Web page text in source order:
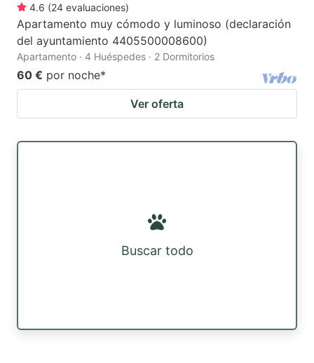
4.6 (24 evaluaciones)
Apartamento muy cómodo y luminoso (declaración
del ayuntamiento 4405500008600)
Apartamento · 4 Huéspedes · 2 Dormitorios
60 € por noche*
Ver oferta
Buscar todo